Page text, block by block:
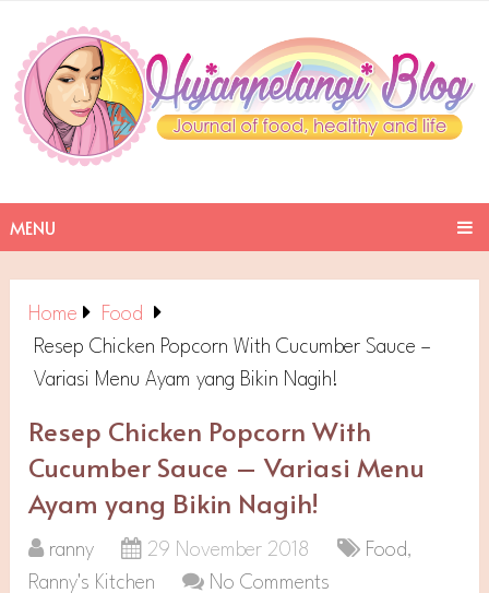
MENU
Home
Food
Resep Chicken Popcorn With Cucumber Sauce –
Variasi Menu Ayam yang Bikin Nagih!
Resep Chicken Popcorn With
Cucumber Sauce – Variasi Menu
Ayam yang Bikin Nagih!
ranny 29 November 2018 Food,
Ranny's Kitchen
No Comments